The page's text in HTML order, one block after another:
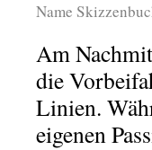
Name
Am
die
Linien.
eigenen